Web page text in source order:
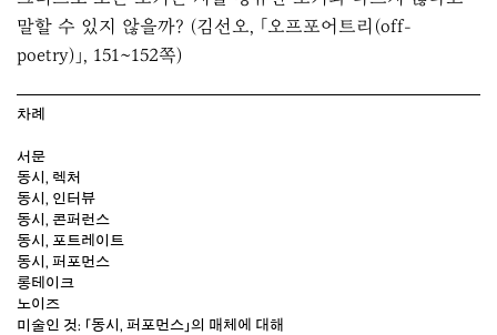
말할 수 있지 않을까? (김선오, 「오프포어트리(off-
poetry)」, 151~152쪽)
차례
서문
동시, 렉처
동시, 인터뷰
동시, 콘퍼런스
동시, 포트레이트
동시, 퍼포먼스
롱테이크
노이즈
미술인 것: 「동시, 퍼포먼스」의 매체에 대해